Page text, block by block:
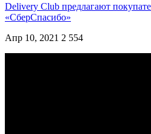
Delivery Club предлагают
«СберСпасибо»
Апр 10, 2021 2 554